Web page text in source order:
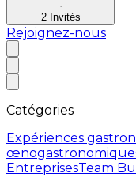
·
2 Invités
Rejoignez-nous
Catégories
Expériences
EntreprisesTeam